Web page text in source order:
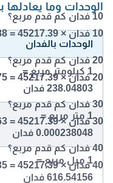
10 فدان كم قدم مربع؟
10 فدان × 45217.39 = 452173.90088 قدم²
20 فدان كم قدم مربع؟
20 فدان × 45217.39 = 904347.80175 قدم²
30 فدان كم قدم مربع؟
30 فدان × 45217.39 = 1356521.70263 قدم²
40 فدان كم قدم مربع؟
40 فدان × 45217.39 = 1808695.6035 قدم²
الوحدات وما يعادلها
الوحدات بالفدان
1 كيلومتر مربع =
238.04803 فدان
1 متر مربع =
0.000238048 فدان
1 ميل مربع =
616.54156 فدان